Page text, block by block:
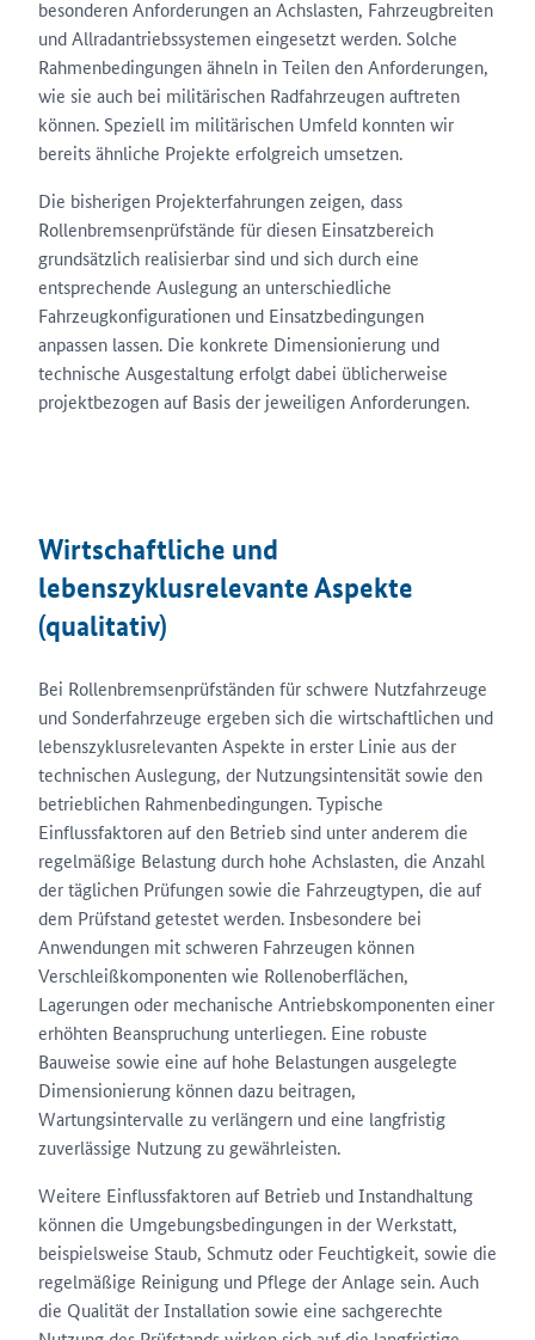
besonderen Anforderungen an Achslasten, Fahrzeugbreiten
und Allradantriebssystemen eingesetzt werden. Solche
Rahmenbedingungen ähneln in Teilen den Anforderungen,
wie sie auch bei militärischen Radfahrzeugen auftreten
können. Speziell im militärischen Umfeld konnten wir
bereits ähnliche Projekte erfolgreich umsetzen.
Die bisherigen Projekterfahrungen zeigen, dass
Rollenbremsenprüfstände für diesen Einsatzbereich
grundsätzlich realisierbar sind und sich durch eine
entsprechende Auslegung an unterschiedliche
Fahrzeugkonfigurationen und Einsatzbedingungen
anpassen lassen. Die konkrete Dimensionierung und
technische Ausgestaltung erfolgt dabei üblicherweise
projektbezogen auf Basis der jeweiligen Anforderungen.
Wirtschaftliche und
lebenszyklusrelevante Aspekte
(qualitativ)
Bei Rollenbremsenprüfständen für schwere Nutzfahrzeuge
und Sonderfahrzeuge ergeben sich die wirtschaftlichen und
lebenszyklusrelevanten Aspekte in erster Linie aus der
technischen Auslegung, der Nutzungsintensität sowie den
betrieblichen Rahmenbedingungen. Typische
Einflussfaktoren auf den Betrieb sind unter anderem die
regelmäßige Belastung durch hohe Achslasten, die Anzahl
der täglichen Prüfungen sowie die Fahrzeugtypen, die auf
dem Prüfstand getestet werden. Insbesondere bei
Anwendungen mit schweren Fahrzeugen können
Verschleißkomponenten wie Rollenoberflächen,
Lagerungen oder mechanische Antriebskomponenten einer
erhöhten Beanspruchung unterliegen. Eine robuste
Bauweise sowie eine auf hohe Belastungen ausgelegte
Dimensionierung können dazu beitragen,
Wartungsintervalle zu verlängern und eine langfristig
zuverlässige Nutzung zu gewährleisten.
Weitere Einflussfaktoren auf Betrieb und Instandhaltung
können die Umgebungsbedingungen in der Werkstatt,
beispielsweise Staub, Schmutz oder Feuchtigkeit, sowie die
regelmäßige Reinigung und Pflege der Anlage sein. Auch
die Qualität der Installation sowie eine sachgerechte